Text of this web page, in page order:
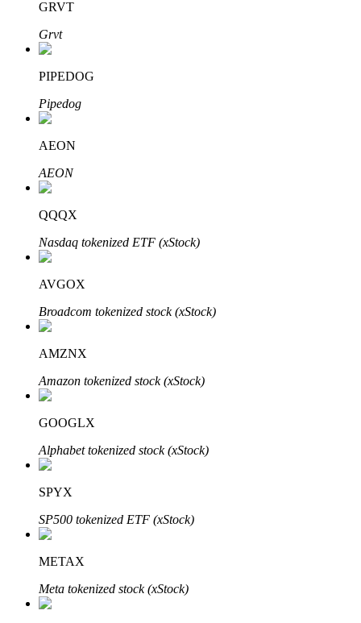
定投理财
享受活期理財及長期收益
學習理財
了解如何賺取穩定收入
GRVT
Grvt
PIPEDOG
Pipedog
AEON
AEON
QQQX
Nasdaq tokenized ETF (xStock)
AVGOX
Broadcom tokenized stock (xStock)
AMZNX
Amazon tokenized stock (xStock)
GOOGLX
Alphabet tokenized stock (xStock)
SPYX
SP500 tokenized ETF (xStock)
METAX
Meta tokenized stock (xStock)